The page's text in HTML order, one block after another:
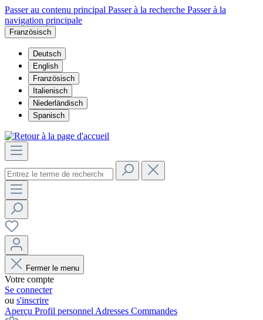
Passer au contenu principal Passer à la recherche Passer à la
navigation principale
Französisch
Deutsch
English
Französisch
Italienisch
Niederländisch
Spanisch
Fermer le menu
Votre compte
Se connecter
ou s'inscrire
Aperçu Profil personnel Adresses Commandes